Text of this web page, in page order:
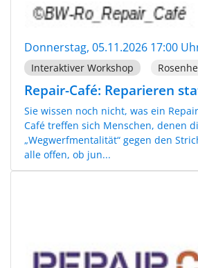
Donnerstag, 05.11.2026 17:00
Interaktiver Workshop
Repair-Café: Reparieren
Sie wissen noch nicht, was ein
Café treffen sich Menschen, denen
„Wegwerfmentalität“ gegen den
alle offen, ob jun...